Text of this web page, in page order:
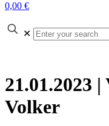
0,00 €
✕
Enter
your
21.01.2023
Volker